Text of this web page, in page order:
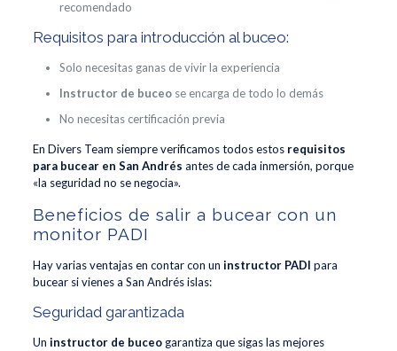
recomendado
Requisitos para introducción al buceo:
Solo necesitas ganas de vivir la experiencia
Instructor de buceose encarga de todo lo demás
No necesitas certificación previa
En Divers Team siempre verificamos todos estos requisitos
para bucear en San Andrés antes de cada inmersión, porque
«la seguridad no se negocia».
Beneficios de salir a bucear con un
monitor PADI
Hay varias ventajas en contar con un instructor PADI para
bucear si vienes a San Andrés islas:
Seguridad garantizada
Un instructor de buceogarantiza que sigas las mejores